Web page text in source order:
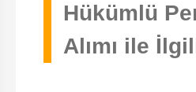
Hükümlü
Alımı ile